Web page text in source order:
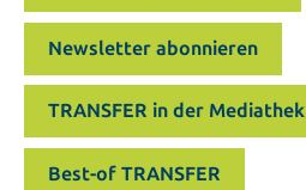
Newsletter abonnieren
TRANSFER in der Mediathek
Best-of TRANSFER